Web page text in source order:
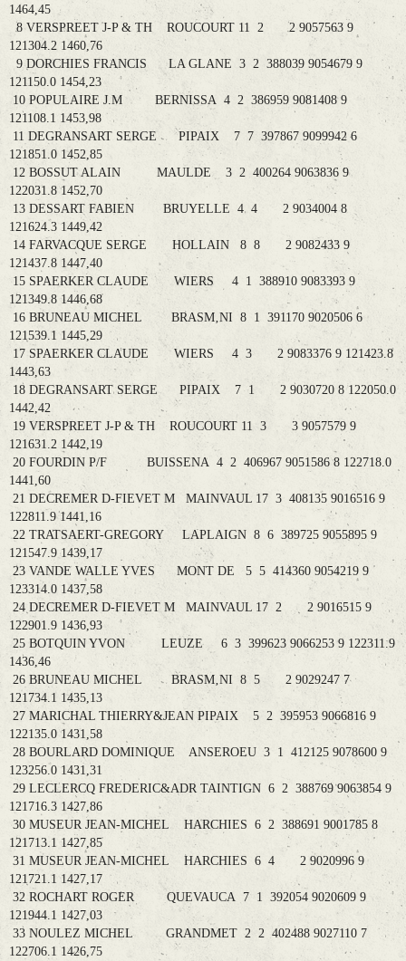
1464,45
8 VERSPREET J-P & TH ROUCOURT 11 2 2 9057563 9
121304.2 1460,76
9 DORCHIES FRANCIS LA GLANE 3 2 388039 9054679 9
121150.0 1454,23
10 POPULAIRE J.M BERNISSA 4 2 386959 9081408 9
121108.1 1453,98
11 DEGRANSART SERGE PIPAIX 7 7 397867 9099942 6
121851.0 1452,85
12 BOSSUT ALAIN MAULDE 3 2 400264 9063836 9
122031.8 1452,70
13 DESSART FABIEN BRUYELLE 4 4 2 9034004 8
121624.3 1449,42
14 FARVACQUE SERGE HOLLAIN 8 8 2 9082433 9
121437.8 1447,40
15 SPAERKER CLAUDE WIERS 4 1 388910 9083393 9
121349.8 1446,68
16 BRUNEAU MICHEL BRASM‚NI 8 1 391170 9020506 6
121539.1 1445,29
17 SPAERKER CLAUDE WIERS 4 3 2 9083376 9 121423.8
1443,63
18 DEGRANSART SERGE PIPAIX 7 1 2 9030720 8 122050.0
1442,42
19 VERSPREET J-P & TH ROUCOURT 11 3 3 9057579 9
121631.2 1442,19
20 FOURDIN P/F BUISSENA 4 2 406967 9051586 8 122718.0
1441,60
21 DECREMER D-FIEVET M MAINVAUL 17 3 408135 9016516 9
122811.9 1441,16
22 TRATSAERT-GREGORY LAPLAIGN 8 6 389725 9055895 9
121547.9 1439,17
23 VANDE WALLE YVES MONT DE 5 5 414360 9054219 9
123314.0 1437,58
24 DECREMER D-FIEVET M MAINVAUL 17 2 2 9016515 9
122901.9 1436,93
25 BOTQUIN YVON LEUZE 6 3 399623 9066253 9 122311.9
1436,46
26 BRUNEAU MICHEL BRASM‚NI 8 5 2 9029247 7
121734.1 1435,13
27 MARICHAL THIERRY&JEAN PIPAIX 5 2 395953 9066816 9
122135.0 1431,58
28 BOURLARD DOMINIQUE ANSEROEU 3 1 412125 9078600 9
123256.0 1431,31
29 LECLERCQ FREDERIC&ADR TAINTIGN 6 2 388769 9063854 9
121716.3 1427,86
30 MUSEUR JEAN-MICHEL HARCHIES 6 2 388691 9001785 8
121713.1 1427,85
31 MUSEUR JEAN-MICHEL HARCHIES 6 4 2 9020996 9
121721.1 1427,17
32 ROCHART ROGER QUEVAUCA 7 1 392054 9020609 9
121944.1 1427,03
33 NOULEZ MICHEL GRANDMET 2 2 402488 9027110 7
122706.1 1426,75